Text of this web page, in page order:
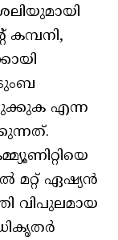
കമ്പനി,
എന്ന
മറ്റ് ഏഷ്യൻ
വിപുലമായ